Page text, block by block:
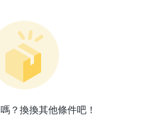
？換換其他條件吧！